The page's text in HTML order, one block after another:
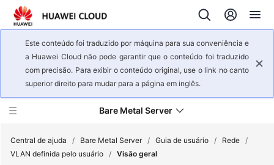
Este conteúdo foi traduzido por máquina para sua conveniência e
a Huawei Cloud não pode garantir que o conteúdo foi traduzido
com precisão. Para exibir o conteúdo original, use o link no canto
superior direito para mudar para a página em inglês.
Bare Metal Server
Central de ajuda / Bare Metal Server / Guia de usuário / Rede /
VLAN definida pelo usuário / Visão geral